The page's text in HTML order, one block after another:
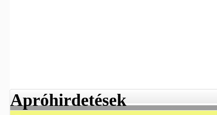
Apróhirdetések